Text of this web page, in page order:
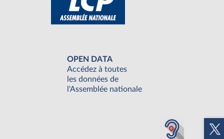
OPEN DATA
Accédez à toutes
les données de
l'Assemblée nationale